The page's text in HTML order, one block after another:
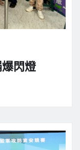
閃燈